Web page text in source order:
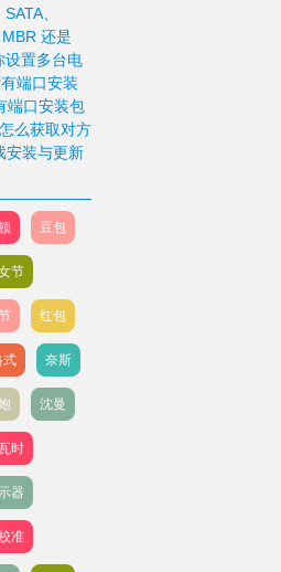
、
还是
设置多台电
端口安装
端口安装包
么获取对方
安装与更新
豆包
节
红包
式 奈斯
沈曼
时
器
准